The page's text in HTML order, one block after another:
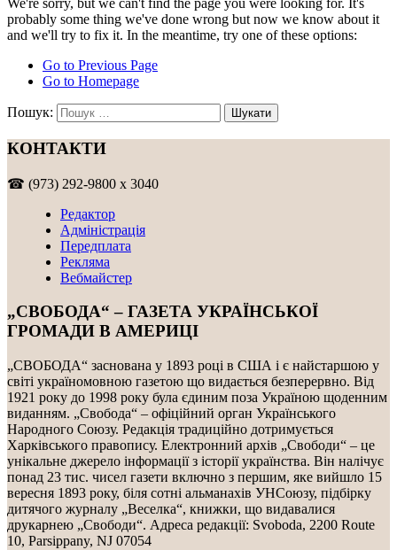
We're sorry, but we can't find the page you were looking for. It's
probably some thing we've done wrong but now we know about it
and we'll try to fix it. In the meantime, try one of these options:
Go to Previous Page
Go to Homepage
Пошук:
КОНТАКТИ
☎ (973) 292-9800 x 3040
Редактор
Адміністрація
Передплата
Рекляма
Вебмайстер
„СВОБОДА“ – ГАЗЕТА УКРАЇНСЬКОЇ
ГРОМАДИ В АМЕРИЦІ
„СВОБОДА“ заснована у 1893 році в США і є найстаршою у
світі україномовною газетою що видається безперервно. Від
1921 року до 1998 року була єдиним поза Україною щоденним
виданням. „Свобода“ – офіційний орган Українського
Народного Союзу. Редакція традиційно дотримується
Харківського правопису. Електронний архів „Свободи“ – це
унікальне джерело інформації з історії українства. Він налічує
понад 23 тис. чисел газети включно з першим, яке вийшло 15
вересня 1893 року, біля сотні альманахів УНСоюзу, підбірку
дитячого журналу „Веселка“, книжки, що видавалися
друкарнею „Свободи“. Адреса редакції: Svoboda, 2200 Route
10, Parsippany, NJ 07054